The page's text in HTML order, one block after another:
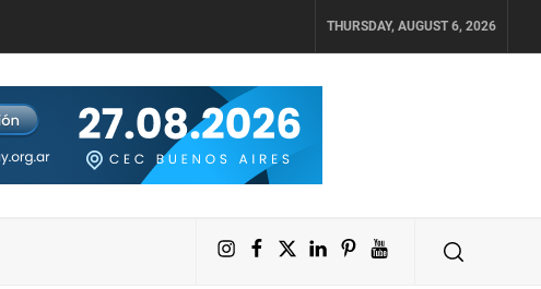
THURSDAY, AUGUST 6, 2026
Instagram
Facebook
X LinkedIn
PinterestYouTube